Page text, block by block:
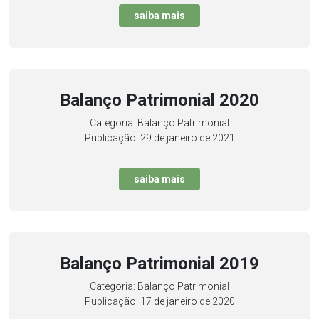
saiba mais
Balanço Patrimonial 2020
Categoria: Balanço Patrimonial
Publicação: 29 de janeiro de 2021
saiba mais
Balanço Patrimonial 2019
Categoria: Balanço Patrimonial
Publicação: 17 de janeiro de 2020